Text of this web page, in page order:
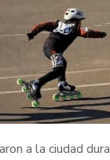
a la ciudad